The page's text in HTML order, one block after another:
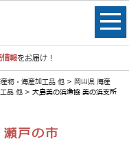
情報をお届け！
物・海産加工品 他 > 岡山県 海産
品 他 > 大島美の浜漁協 美の浜支所
戸の市